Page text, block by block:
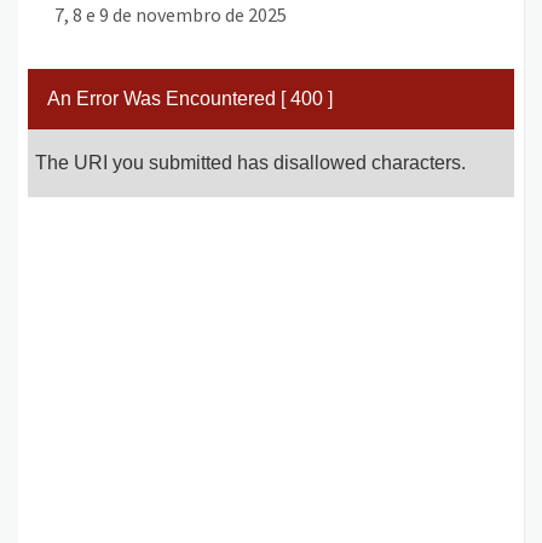
7, 8 e 9 de novembro de 2025